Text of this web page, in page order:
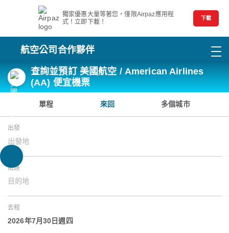
獨家優惠大量等著您，僅限Airpaz應用程
式！立即下載！
下載
航空公司合作夥伴
查詢並預訂 美國航空 / American Airlines
(AA) 便宜機票
單程 來回 多個城市
出發
出發地
抵達
目的地
去程
2026年7月30日週四